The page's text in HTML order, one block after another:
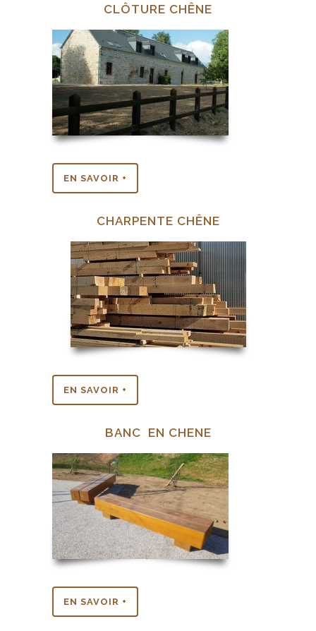
CLÔTURE CHÊNE
EN SAVOIR +
CHARPENTE CHÊNE
EN SAVOIR +
BANC EN CHENE
EN SAVOIR +